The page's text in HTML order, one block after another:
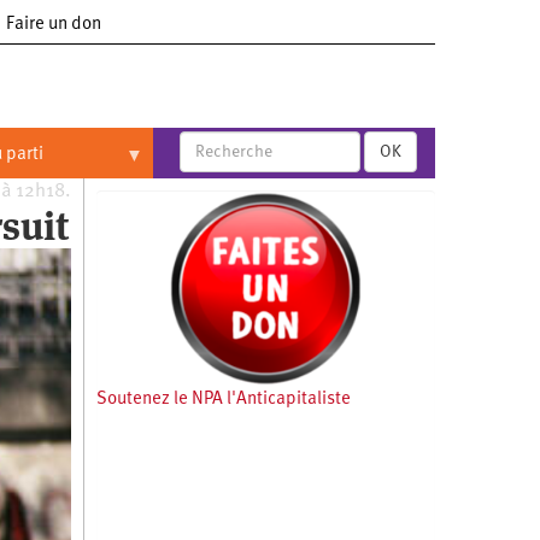
Faire un don
parti OK
12h18.
Soutenez le NPA l'Anticapitaliste